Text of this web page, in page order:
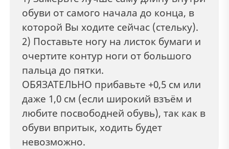
обуви от самого начала до конца, в
которой Вы ходите сейчас (стельку).
2) Поставьте ногу на листок бумаги и
очертите контур ноги от большого
пальца до пятки.
ОБЯЗАТЕЛЬНО прибавьте +0,5 см или
даже 1,0 см (если широкий взъём и
любите посвободней обувь), так как в
обуви впритык, ходить будет
невозможно.